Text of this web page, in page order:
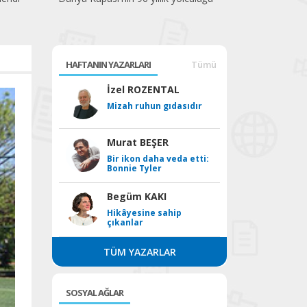
HAFTANIN YAZARLARI Tümü
İzel ROZENTAL
Mizah ruhun gıdasıdır
Murat BEŞER
Bir ikon daha veda etti:
Bonnie Tyler
Begüm KAKI
Hikâyesine sahip
çıkanlar
TÜM YAZARLAR
SOSYAL AĞLAR